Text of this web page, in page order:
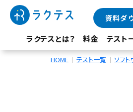
ラクテスとは？ 料金 テスト
資料ダ
HOME テスト一覧 ソフト